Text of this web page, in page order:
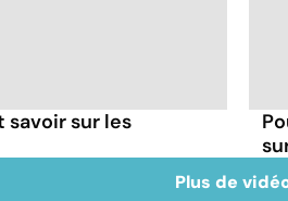
savoir sur les
Plus de